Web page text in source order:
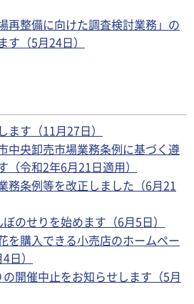
再整備に向けた調査検討業務」の
（5月24日）
す（11月27日）
中央卸売市場業務条例に基づく遵
令和2年6月21日適用）
務条例等を改正しました（6月21
のせりを始めます（6月5日）
を購入できる小売店のホームペー
日）
開催中止をお知らせします（5月